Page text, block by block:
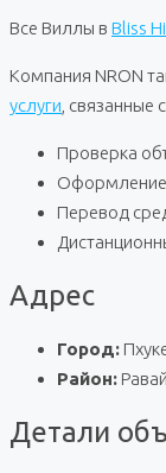
Все Виллы в Bliss
Компания NRON
услуги ,
Проверка
Оформление
Перевод
Адрес
Город:
Район: Равай
Детали